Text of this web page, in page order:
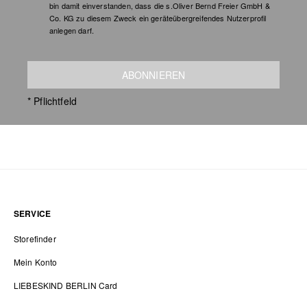
bin damit einverstanden, dass die s.Oliver Bernd Freier GmbH &
Co. KG zu diesem Zweck ein geräteübergreifendes Nutzerprofil
anlegen darf.
ABONNIEREN
* Pflichtfeld
SERVICE
Storefinder
Mein Konto
LIEBESKIND BERLIN Card